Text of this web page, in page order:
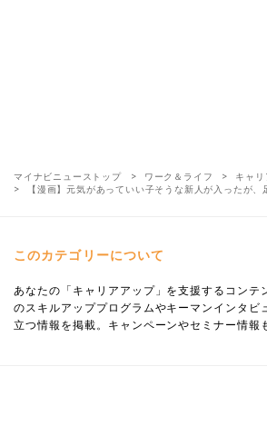
マイナビニューストップ ワーク＆ライフ
キャリ
【漫画】元気があっていい子そうな新人が入ったが、
このカテゴリーについて
あなたの「キャリアアップ」を支援するコンテ
のスキルアッププログラムやキーマンインタビ
立つ情報を掲載。キャンペーンやセミナー情報